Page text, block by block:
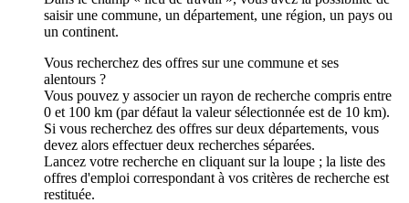
saisir une commune, un département, une région, un pays ou
un continent.
Vous recherchez des offres sur une commune et ses
alentours ?
Vous pouvez y associer un rayon de recherche compris entre
0 et 100 km (par défaut la valeur sélectionnée est de 10 km).
Si vous recherchez des offres sur deux départements, vous
devez alors effectuer deux recherches séparées.
Lancez votre recherche en cliquant sur la loupe ; la liste des
offres d'emploi correspondant à vos critères de recherche est
restituée.